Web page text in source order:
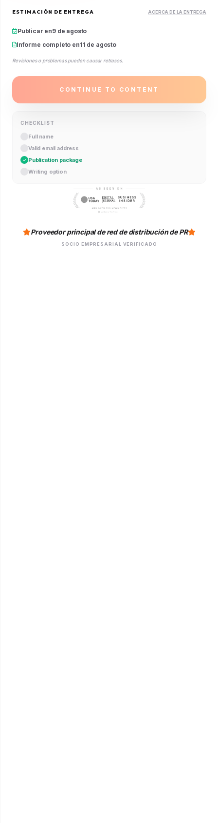
ESTIMACIÓN DE ENTREGA ACERCA DE LA ENTREGA
Publicar en9 de agosto
Informe completo en11 de agosto
Revisiones o problemas pueden causar retrasos.
CONTINUE TO CONTENT
CHECKLIST
Full name
Valid email address
Publication package
Writing option
Proveedor principal de red de distribución de PR
SOCIO EMPRESARIAL VERIFICADO